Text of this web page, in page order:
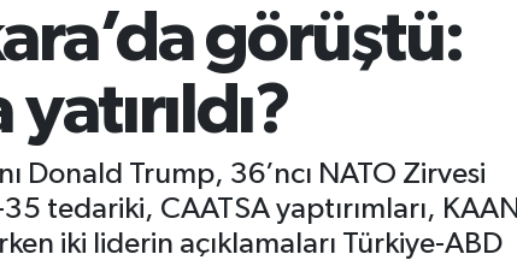
görüştü:
Donald Trump, 36’ncı NATO Zirvesi
tedariki, CAATSA yaptırımları, KAAN
iki liderin açıklamaları Türkiye-ABD